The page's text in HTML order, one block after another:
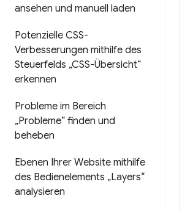
ansehen und manuell laden
Potenzielle CSS-
Verbesserungen mithilfe des
Steuerfelds „CSS-Übersicht“
erkennen
Probleme im Bereich
„Probleme“ finden und
beheben
Ebenen Ihrer Website mithilfe
des Bedienelements „Layers“
analysieren